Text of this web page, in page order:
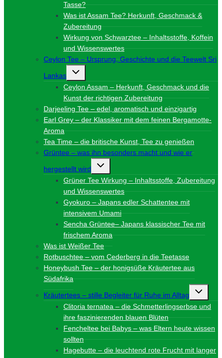
Tasse?
Was ist Assam Tee? Herkunft, Geschmack &
Zubereitung
Wirkung von Schwarztee – Inhaltsstoffe, Koffein
und Wissenswertes
Ceylon Tee – Ursprung, Geschichte und die Teewelt Sri
Lankas
Untermenü
Ceylon Assam – Herkunft, Geschmack und die
Kunst der richtigen Zubereitung
Darjeeling Tee – edel, aromatisch und einzigartig
Earl Grey – der Klassiker mit dem feinen Bergamotte-
Aroma
Tea Time – die britische Kunst, Tee zu genießen
Grüntee – was ihn besonders macht und wie er
hergestellt wird
Untermenü
Grüner Tee Wirkung – Inhaltsstoffe, Zubereitung
und Wissenswertes
Gyokuro – Japans edler Schattentee mit
intensivem Umami
Sencha Grüntee– Japans klassischer Tee mit
frischem Aroma
Was ist Weißer Tee
Rotbuschtee – vom Cederberg in die Teetasse
Honeybush Tee – der honigsüße Kräutertee aus
Südafrika
Kräutertees – stille Begleiter für Ruhe im Alltag
Clitoria ternatea – die Schmetterlingserbse und
ihre faszinierenden blauen Blüten
Fencheltee bei Babys – was Eltern heute wissen
sollten
Hagebutte – die leuchtend rote Frucht mit langer